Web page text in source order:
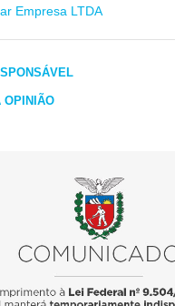
Empresa LTDA
OPINIÃO